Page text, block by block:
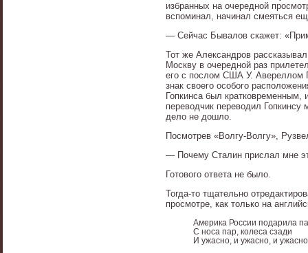
избранных на очередной
вспоминал, начинал смеяться
— Сейчас Бывалов скажет:
Тот же Александров
Москву в очередной раз
его с послом США У. Авереллом
знак своего особого
Гопкинса был
переводчик переводил
дело не дошло.
Посмотрев «Волгу-Волгу»,
— Почему Сталин прислал мне
Готового ответа не было.
Тогда-то тщательно
просмотре, как только на
Америка России подарила
С носа пар, колеса сзади
И ужасно, и ужасно, и